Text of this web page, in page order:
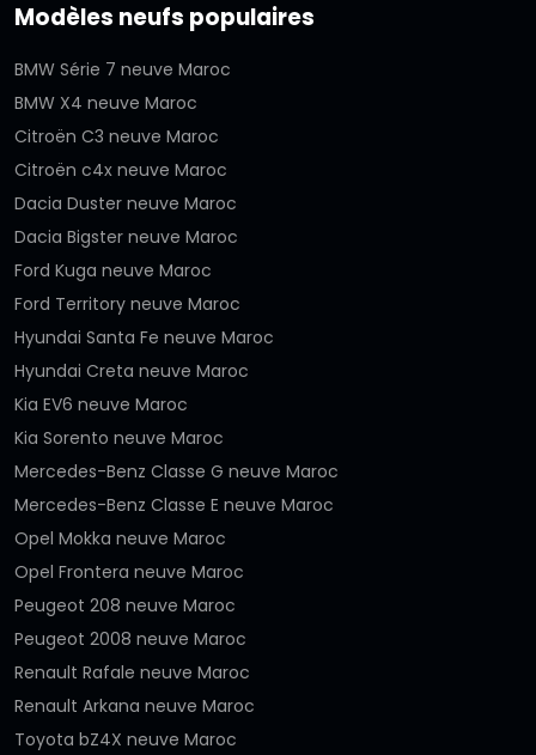
Modèles neufs populaires
BMW Série 7 neuve Maroc
BMW X4 neuve Maroc
Citroën C3 neuve Maroc
Citroën c4x neuve Maroc
Dacia Duster neuve Maroc
Dacia Bigster neuve Maroc
Ford Kuga neuve Maroc
Ford Territory neuve Maroc
Hyundai Santa Fe neuve Maroc
Hyundai Creta neuve Maroc
Kia EV6 neuve Maroc
Kia Sorento neuve Maroc
Mercedes-Benz Classe G neuve Maroc
Mercedes-Benz Classe E neuve Maroc
Opel Mokka neuve Maroc
Opel Frontera neuve Maroc
Peugeot 208 neuve Maroc
Peugeot 2008 neuve Maroc
Renault Rafale neuve Maroc
Renault Arkana neuve Maroc
Toyota bZ4X neuve Maroc